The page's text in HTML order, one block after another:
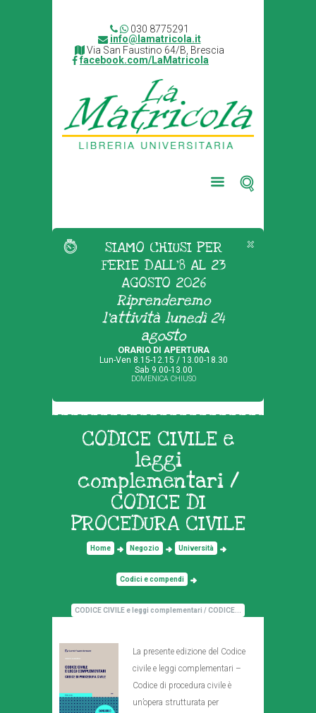
030 8775291
info@lamatricola.it
Via San Faustino 64/B, Brescia
facebook.com/LaMatricola
SIAMO CHIUSI PER
FERIE DALL'8 AL 23
AGOSTO 2026
Riprenderemo
l'attività lunedì 24
agosto
ORARIO DI APERTURA
Lun-Ven 8.15-12.15 / 13.00-18.30
Sab 9.00-13.00
DOMENICA CHIUSO
CODICE CIVILE e
leggi
complementari /
CODICE DI
PROCEDURA CIVILE
Home Negozio Università
Codici e compendi
CODICE CIVILE e leggi complementari / CODICE...
La presente edizione del Codice
civile e leggi complementari –
Codice di procedura civile è
un’opera strutturata per